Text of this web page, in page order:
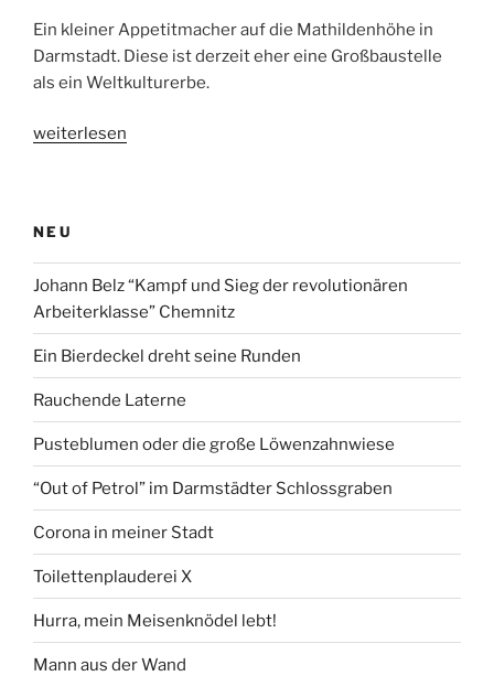
Ein kleiner Appetitmacher auf die Mathildenhöhe in
Darmstadt. Diese ist derzeit eher eine Großbaustelle
als ein Weltkulturerbe.
„“Bleib
Natur
und
treu
den
Menschen,
du
liebst”“
weiterlesen
NEU
Johann Belz “Kampf und Sieg der revolutionären
Arbeiterklasse” Chemnitz
Ein Bierdeckel dreht seine Runden
Rauchende Laterne
Pusteblumen oder die große Löwenzahnwiese
“Out of Petrol” im Darmstädter Schlossgraben
Corona in meiner Stadt
Toilettenplauderei X
Hurra, mein Meisenknödel lebt!
Mann aus der Wand